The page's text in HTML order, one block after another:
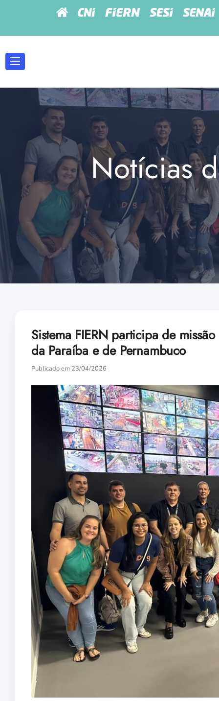
Notícias
Sistema FIERN participa de
da Paraíba e de Pernambuco
Publicado em 23/04/2026